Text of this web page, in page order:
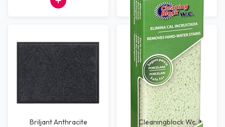
Briljant Anthracite
Cleaningblock Wc